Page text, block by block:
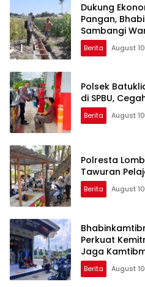
Dukung
Pangan,
Sambangi
Pertanian
Berita August
Polsek
di SPBU,
Berita August
Polresta
Tawuran
Berita August
Perkuat
Jaga
Berita August